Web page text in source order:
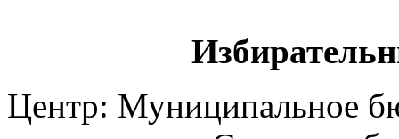
Центр: Муниципальное